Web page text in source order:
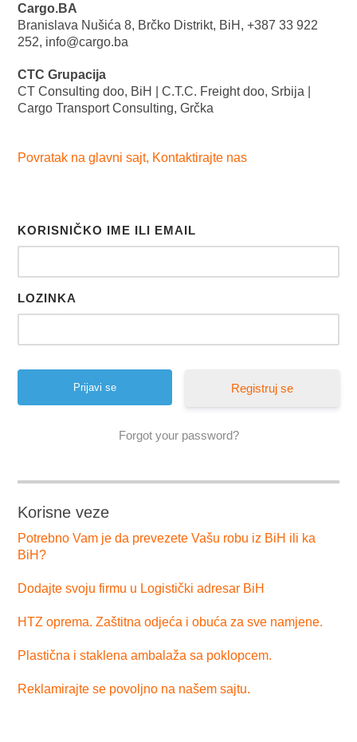
Cargo.BA
Branislava Nušića 8, Brčko Distrikt, BiH, +387 33 922
252, info@cargo.ba
CTC Grupacija
CT Consulting doo, BiH | C.T.C. Freight doo, Srbija |
Cargo Transport Consulting, Grčka
Povratak na glavni sajt, Kontaktirajte nas
KORISNIČKO IME ILI EMAIL
LOZINKA
Registruj se
Forgot your password?
Korisne veze
Potrebno Vam je da prevezete Vašu robu iz BiH ili ka
BiH?
Dodajte svoju firmu u Logistički adresar BiH
HTZ oprema. Zaštitna odjeća i obuća za sve namjene.
Plastična i staklena ambalaža sa poklopcem.
Reklamirajte se povoljno na našem sajtu.